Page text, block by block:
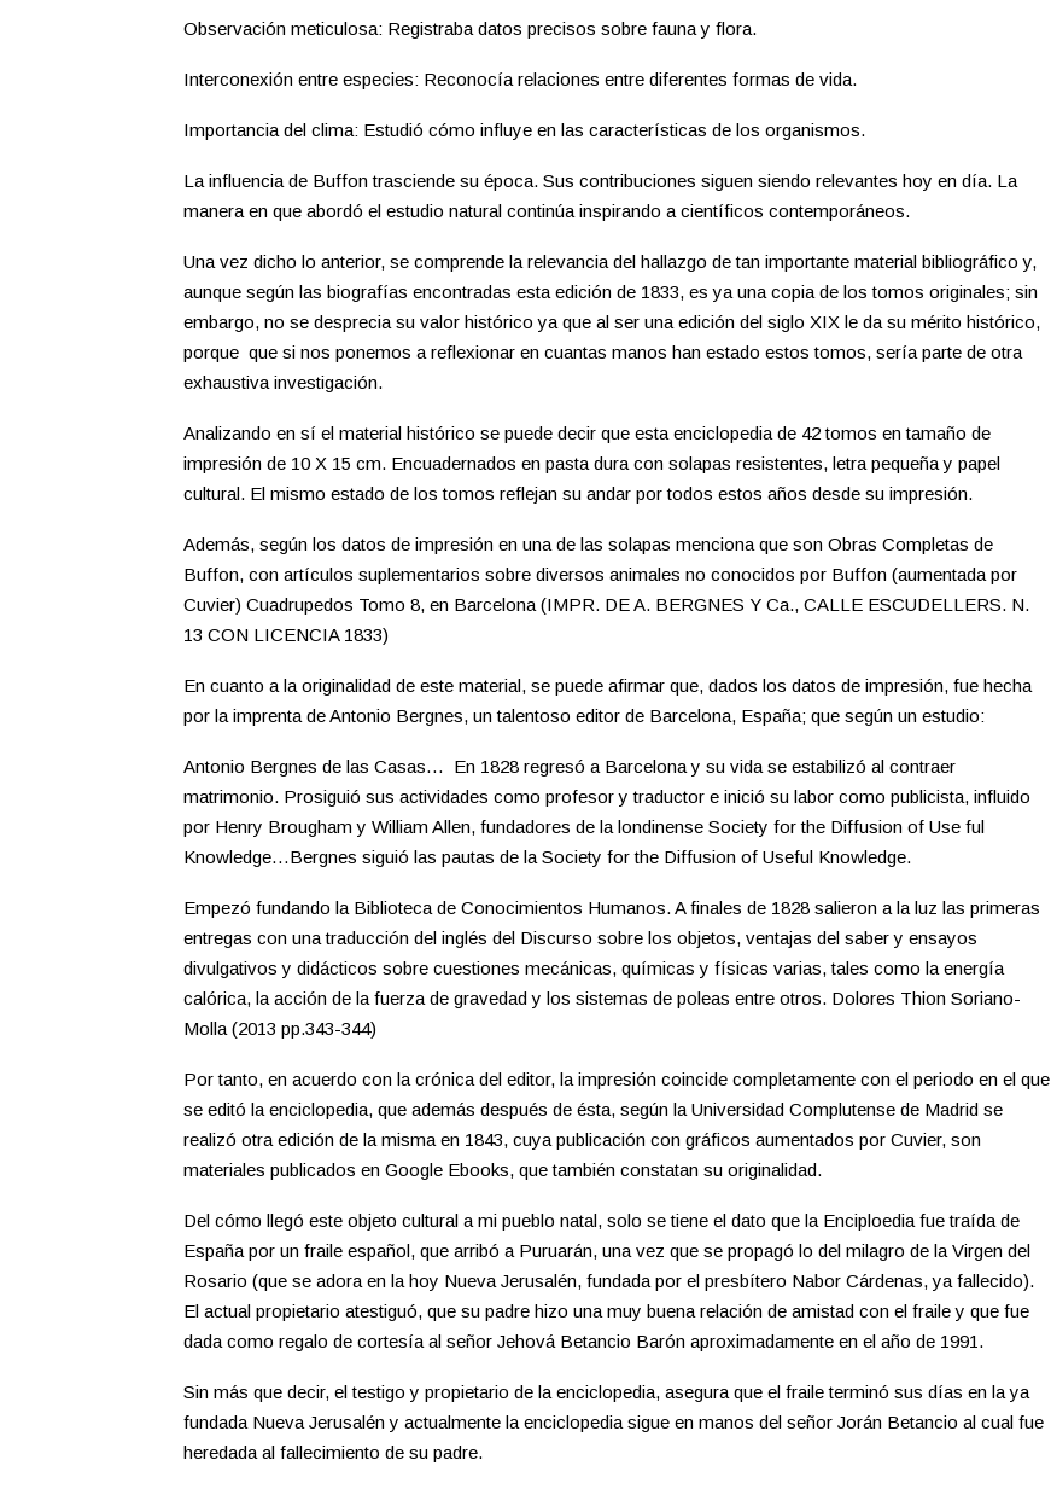
Observación meticulosa: Registraba datos precisos sobre fauna y flora.
Interconexión entre especies: Reconocía relaciones entre diferentes formas de vida.
Importancia del clima: Estudió cómo influye en las características de los organismos.
La influencia de Buffon trasciende su época. Sus contribuciones siguen siendo relevantes hoy en día. La
manera en que abordó el estudio natural continúa inspirando a científicos contemporáneos.
Una vez dicho lo anterior, se comprende la relevancia del hallazgo de tan importante material bibliográfico y,
aunque según las biografías encontradas esta edición de 1833, es ya una copia de los tomos originales; sin
embargo, no se desprecia su valor histórico ya que al ser una edición del siglo XIX le da su mérito histórico,
porque que si nos ponemos a reflexionar en cuantas manos han estado estos tomos, sería parte de otra
exhaustiva investigación.
Analizando en sí el material histórico se puede decir que esta enciclopedia de 42 tomos en tamaño de
impresión de 10 X 15 cm. Encuadernados en pasta dura con solapas resistentes, letra pequeña y papel
cultural. El mismo estado de los tomos reflejan su andar por todos estos años desde su impresión.
Además, según los datos de impresión en una de las solapas menciona que son Obras Completas de
Buffon, con artículos suplementarios sobre diversos animales no conocidos por Buffon (aumentada por
Cuvier) Cuadrupedos Tomo 8, en Barcelona (IMPR. DE A. BERGNES Y Ca., CALLE ESCUDELLERS. N.
13 CON LICENCIA 1833)
En cuanto a la originalidad de este material, se puede afirmar que, dados los datos de impresión, fue hecha
por la imprenta de Antonio Bergnes, un talentoso editor de Barcelona, España; que según un estudio:
Antonio Bergnes de las Casas… En 1828 regresó a Barcelona y su vida se estabilizó al contraer
matrimonio. Prosiguió sus actividades como profesor y traductor e inició su labor como publicista, influido
por Henry Brougham y William Allen, fundadores de la londinense Society for the Diffusion of Use ful
Knowledge…Bergnes siguió las pautas de la Society for the Diffusion of Useful Knowledge.
Empezó fundando la Biblioteca de Conocimientos Humanos. A finales de 1828 salieron a la luz las primeras
entregas con una traducción del inglés del Discurso sobre los objetos, ventajas del saber y ensayos
divulgativos y didácticos sobre cuestiones mecánicas, químicas y físicas varias, tales como la energía
calórica, la acción de la fuerza de gravedad y los sistemas de poleas entre otros. Dolores Thion Soriano-
Molla (2013 pp.343-344)
Por tanto, en acuerdo con la crónica del editor, la impresión coincide completamente con el periodo en el que
se editó la enciclopedia, que además después de ésta, según la Universidad Complutense de Madrid se
realizó otra edición de la misma en 1843, cuya publicación con gráficos aumentados por Cuvier, son
materiales publicados en Google Ebooks, que también constatan su originalidad.
Del cómo llegó este objeto cultural a mi pueblo natal, solo se tiene el dato que la Enciploedia fue traída de
España por un fraile español, que arribó a Puruarán, una vez que se propagó lo del milagro de la Virgen del
Rosario (que se adora en la hoy Nueva Jerusalén, fundada por el presbítero Nabor Cárdenas, ya fallecido).
El actual propietario atestiguó, que su padre hizo una muy buena relación de amistad con el fraile y que fue
dada como regalo de cortesía al señor Jehová Betancio Barón aproximadamente en el año de 1991.
Sin más que decir, el testigo y propietario de la enciclopedia, asegura que el fraile terminó sus días en la ya
fundada Nueva Jerusalén y actualmente la enciclopedia sigue en manos del señor Jorán Betancio al cual fue
heredada al fallecimiento de su padre.